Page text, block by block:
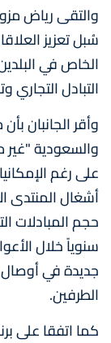
والتقى رياض
سُبل تعزيز
الخاص في
التبادل التجاري
وأقر الجانبان
والسعودية
على رغم
أشغال المنتدى
حجم المبادلات
سنوياً خلال
جديدة في أوصال
الطرفين.
كما اتفقا على